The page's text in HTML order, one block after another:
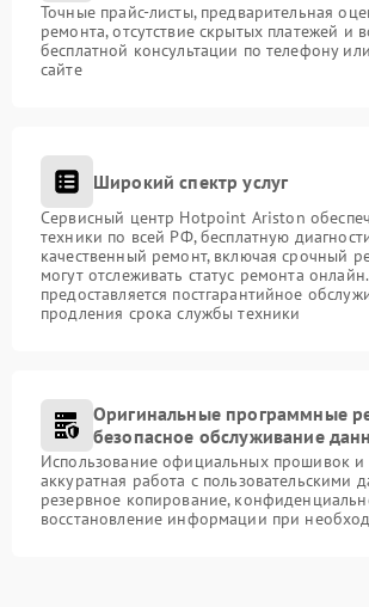
Точные прайс-листы, предварительная
ремонта, отсутствие скрытых платежей и
бесплатной консультации по телефону
сайте
Широкий спектр услуг
Сервисный центр Hotpoint Ariston
техники по всей РФ, бесплатную
качественный ремонт, включая срочный
могут отслеживать статус ремонта
предоставляется постгарантийное
продления срока службы техники
Оригинальные программные
безопасное обслуживание
Использование официальных прошивок и
аккуратная работа с пользовательскими
резервное копирование,
восстановление информации при